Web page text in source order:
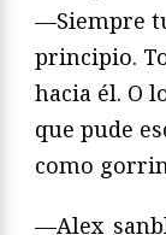
—Siempre
principio.
hacia él. O
que pude
como